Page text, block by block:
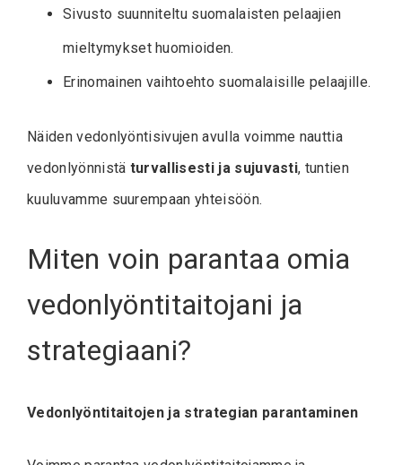
Sivusto suunniteltu suomalaisten pelaajien
mieltymykset huomioiden.
Erinomainen vaihtoehto suomalaisille pelaajille.
Näiden vedonlyöntisivujen avulla voimme nauttia
vedonlyönnistä turvallisesti ja sujuvasti, tuntien
kuuluvamme suurempaan yhteisöön.
Miten voin parantaa omia
vedonlyöntitaitojani ja
strategiaani?
Vedonlyöntitaitojen ja strategian parantaminen